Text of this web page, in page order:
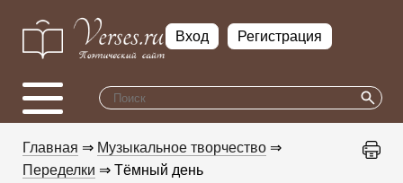
Вход Регистрация
Главная ⇒ Музыкальное творчество ⇒
Переделки ⇒ Тёмный день